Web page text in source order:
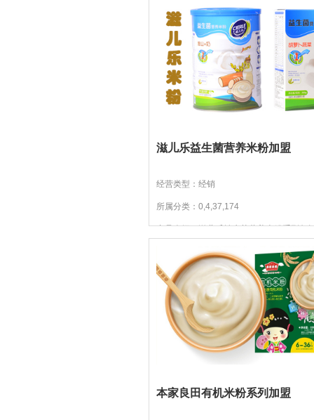
宝宝负责，让妈妈放心！
滋儿乐益生菌营养米粉加盟
经营类型：经销
所属分类：0,4,37,174
产品介绍：滋儿乐益生菌营养米粉系列包
菜、鲜果蔬菜、等多种不同...
本家良田有机米粉系列加盟